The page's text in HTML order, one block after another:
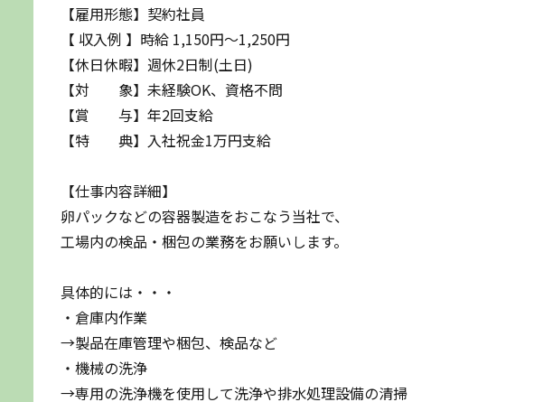
【雇用形態】契約社員
【 収入例 】時給 1,150円〜1,250円
【休日休暇】週休2日制(土日)
【対 象】未経験OK、資格不問
【賞 与】年2回支給
【特 典】入社祝金1万円支給
【仕事内容詳細】
卵パックなどの容器製造をおこなう当社で、
工場内の検品・梱包の業務をお願いします。
具体的には・・・
・倉庫内作業
→製品在庫管理や梱包、検品など
・機械の洗浄
→専用の洗浄機を使用して洗浄や排水処理設備の清掃